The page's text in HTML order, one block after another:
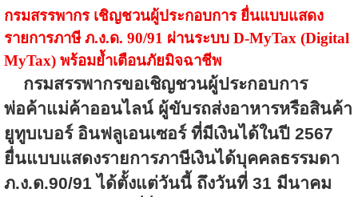
กรมสรรพากร เชิญชวนผู้ประกอบการ ยื่นแบบแสดง
รายการภาษี ภ.ง.ด. 90/91 ผ่านระบบ D-MyTax (Digital
MyTax) พร้อมย้ำเตือนภัยมิจฉาชีพ
กรมสรรพากรขอเชิญชวนผู้ประกอบการ
พ่อค้าแม่ค้าออนไลน์ ผู้ขับรถส่งอาหารหรือสินค้า
ยูทูบเบอร์ อินฟลูเอนเซอร์ ที่มีเงินได้ในปี 2567
ยื่นแบบแสดงรายการภาษีเงินได้บุคคลธรรมดา
ภ.ง.ด.90/91 ได้ตั้งแต่วันนี้ ถึงวันที่ 31 มีนาคม